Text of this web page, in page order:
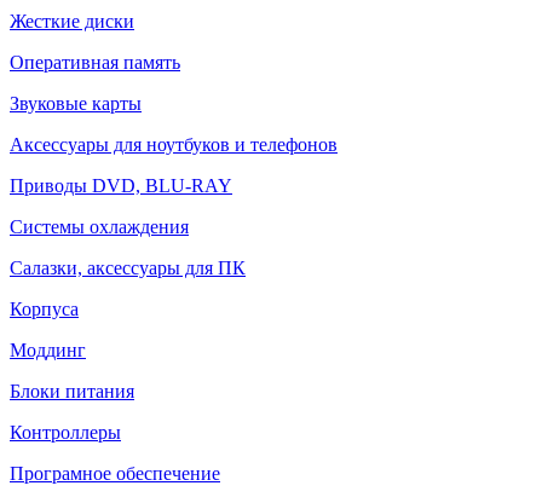
Жесткие диски
Оперативная память
Звуковые карты
Аксессуары для ноутбуков и телефонов
Приводы DVD, BLU-RAY
Системы охлаждения
Салазки, аксессуары для ПК
Корпуса
Моддинг
Блоки питания
Контроллеры
Програмное обеспечение